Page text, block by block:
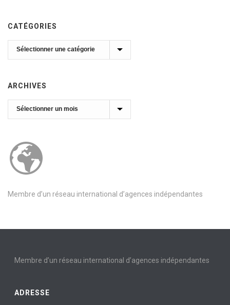
CATÉGORIES
Catégories
ARCHIVES
Archives
Membre d’un réseau international d’agences indépendantes
Membre d’un réseau international d’agences indépendantes
ADRESSE